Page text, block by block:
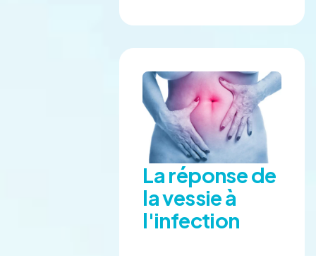
La réponse de
la vessie à
l'infection